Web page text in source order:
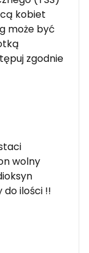
kobiet
może być
zgodnie
wolny
do ilości !!